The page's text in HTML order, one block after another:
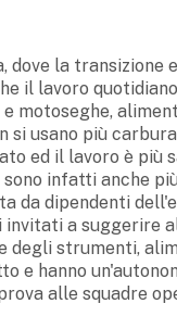
dove la transizione
il lavoro
motoseghe,
si usano più
ed il lavoro è più
infatti anche
da dipendenti
invitati a suggerire
degli strumenti,
e hanno
alle squadre